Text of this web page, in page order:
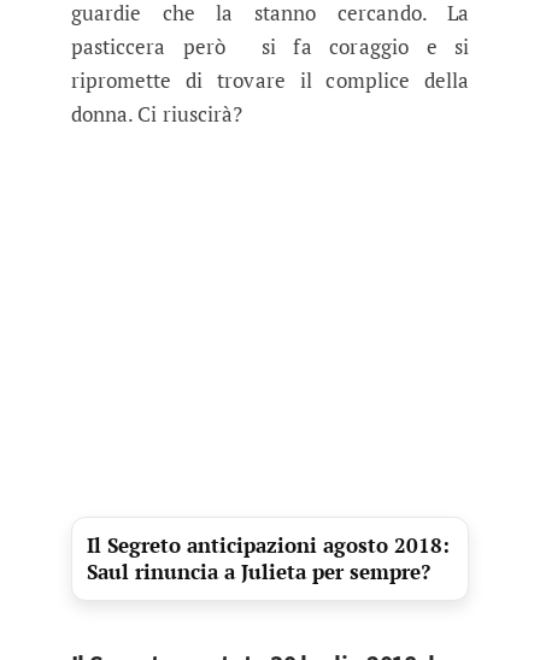
guardie che la stanno cercando. La
pasticcera però si fa coraggio e si
ripromette di trovare il complice della
donna. Ci riuscirà?
Il Segreto anticipazioni agosto 2018:
Saul rinuncia a Julieta per sempre?